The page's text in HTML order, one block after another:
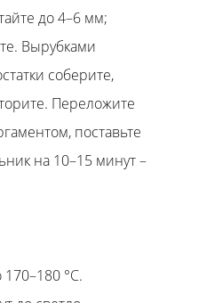
до 4–6 мм;
Вырубками
соберите,
Переложите
поставьте
на 10–15 минут –
170–180 °C.